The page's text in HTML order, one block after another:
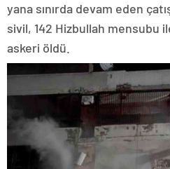
yana sınırda devam eden
sivil, 142 Hizbullah mensubu
askeri öldü.